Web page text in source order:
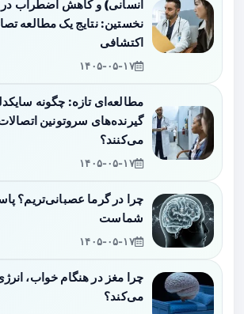
انسانی) و کاهش اضطراب
نخستین: نتایج یک مطالعه
اکتشافی
۱۴۰۵-۰۵-۱۷
مطالعه‌ای تازه: چگونه
گیرنده‌های سروتونین
می‌کنند؟
۱۴۰۵-۰۵-۱۷
چرا در گرما عصبانی‌تریم؟
شماست
۱۴۰۵-۰۵-۱۷
چرا مغز در هنگام خواب،
می‌کند؟